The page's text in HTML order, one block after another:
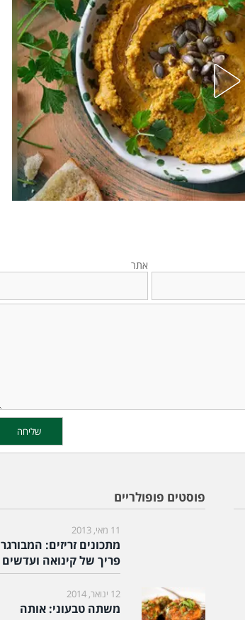
אתר
פוסטים פופולריים
11 מאי, 2013
מתכונים זריזים: המבורגר
פריך של קינואה ועדשים
12 ינואר, 2014
משתה טבעוני: אותה